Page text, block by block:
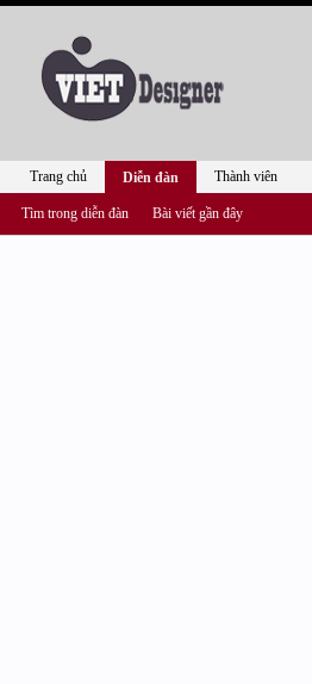
Trang chủ Diễn đàn
Tìm trong diễn đàn Bài viết gần đây
Thành viên